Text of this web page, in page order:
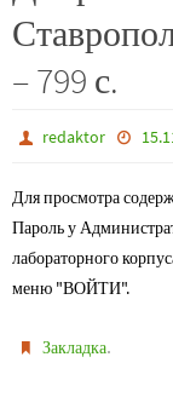
– 799 с.
redaktor
Для просмотра
Пароль у
лабораторного
меню "ВОЙТИ".
Закладка.